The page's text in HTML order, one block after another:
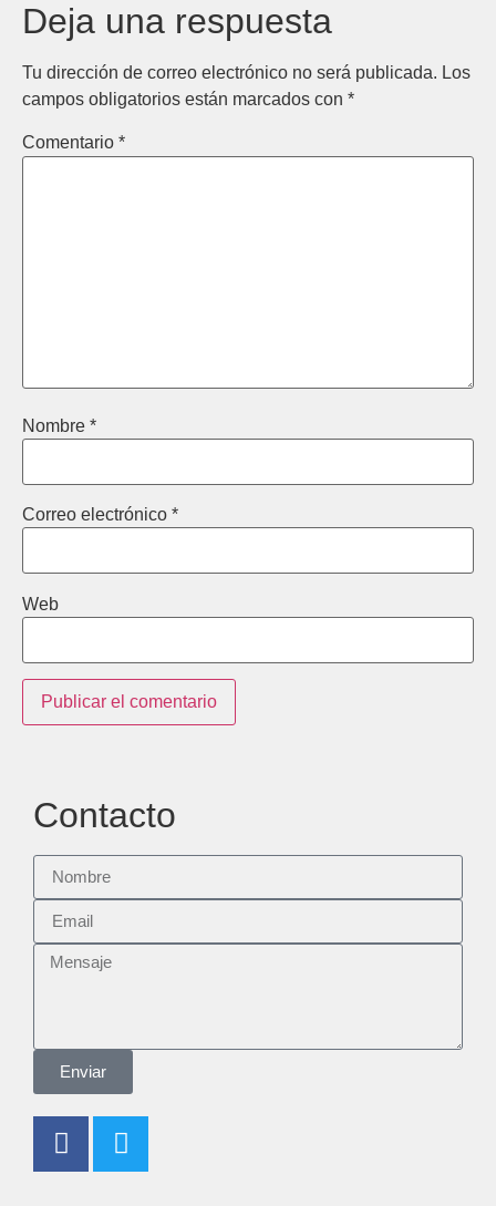
Deja una respuesta
Tu dirección de correo electrónico no será publicada. Los
campos obligatorios están marcados con *
Comentario *
Nombre *
Correo electrónico *
Web
Contacto
Enviar